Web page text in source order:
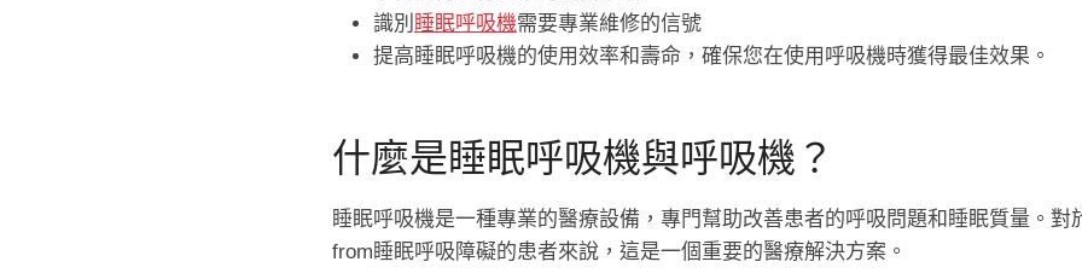
識別 睡眠呼吸機需要專業維修的信號
提高睡眠呼吸機的使用效率和壽命，確保您在使用呼吸機時獲得最佳效果。
什麼是睡眠呼吸機與呼吸機？
睡眠呼吸機是一種專業的醫療設備，專門幫助改善患者的呼吸問題和睡眠質量。對
from睡眠呼吸障礙的患者來說，這是一個重要的醫療解決方案。